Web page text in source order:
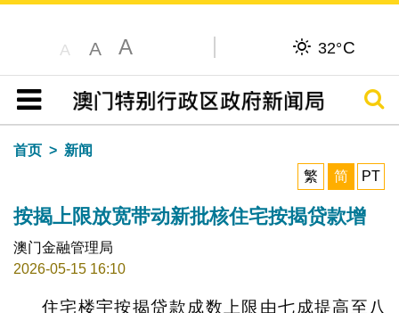
A A A 32°C
目录
搜寻
首页
新闻
繁
简 PT
按揭上限放宽带动新批核住宅按揭贷款增
澳门金融管理局
2026-05-15 16:10
住宅楼宇按揭贷款成数上限由七成提高至八